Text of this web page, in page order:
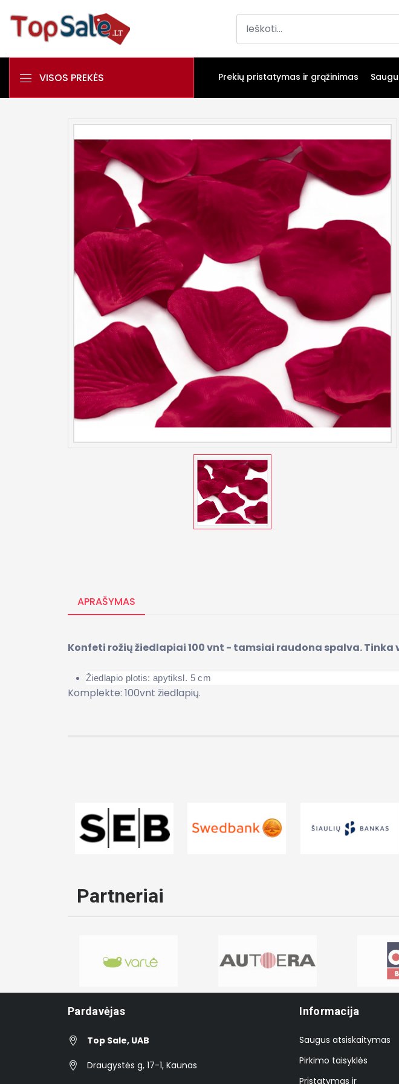
VISOS PREKĖS Prekių pristatymas ir grąžinimas
APRAŠYMAS
Konfeti rožių žiedlapiai 100 vnt - tamsiai raudona spalva.
Žiedlapio plotis: apytiksl. 5 cm
Komplekte: 100vnt žiedlapių.
Partneriai
Pardavėjas
Top Sale, UAB
Draugystės g, 17-1, Kaunas
Informacija
Saugus atsiskaitymas
Pirkimo taisyklės
Pristatymas ir